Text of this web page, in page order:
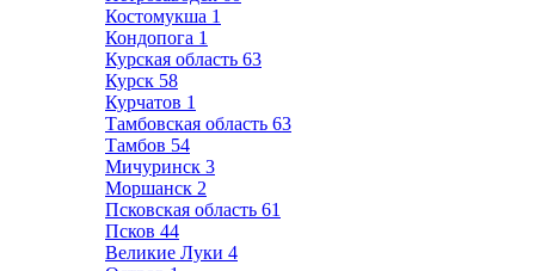
Костомукша 1
Кондопога 1
Курская область 63
Курск 58
Курчатов 1
Тамбовская область 63
Тамбов 54
Мичуринск 3
Моршанск 2
Псковская область 61
Псков 44
Великие Луки 4